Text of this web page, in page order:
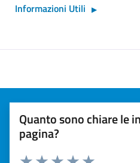
Informazioni Utili
Quanto sono chiare le
pagina?